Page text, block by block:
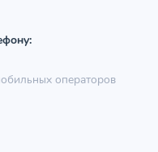
операторов